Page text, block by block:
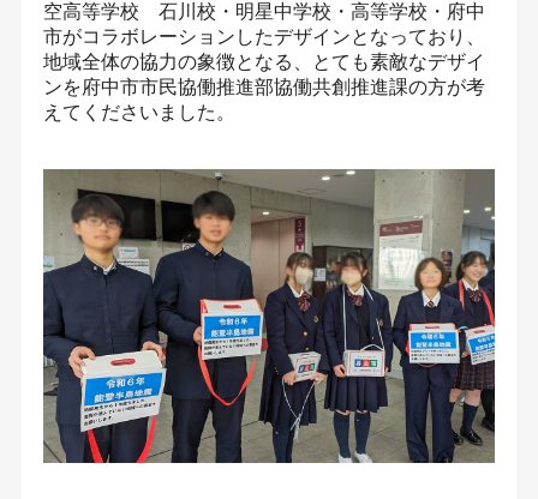
空高等学校 石川校・明星中学校・高等学校・府中
市がコラボレーションしたデザインとなっており、
地域全体の協力の象徴となる、とても素敵なデザイ
ンを府中市市民協働推進部協働共創推進課の方が考
えてくださいました。